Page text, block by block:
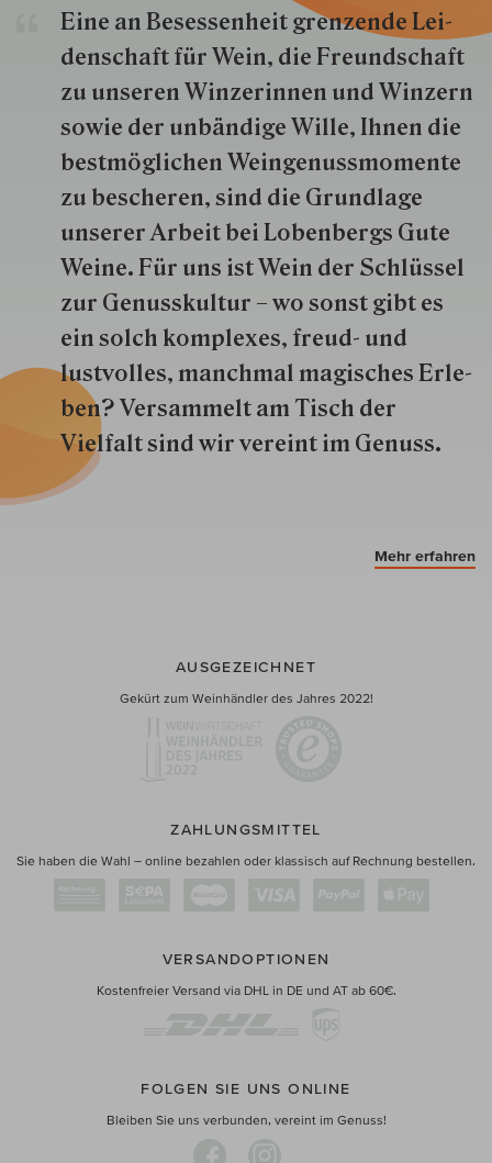
Eine an Besessenheit gren­zende Lei­
den­schaft für Wein, die Freund­schaft
zu unseren Win­zer­innen und Win­zern
so­wie der un­bän­dige Wille, Ihnen die
best­mög­lich­en Wein­genuss­momente
zu besche­ren, sind die Grund­lage
unserer Arbeit bei Lobenbergs Gute
Weine. Für uns ist Wein der Schlüs­sel
zur Genuss­kultur – wo sonst gibt es
ein solch kom­plexes, freud- und
lustvolles, manchmal ma­gisch­es Er­le­
ben? Versammelt am Tisch der
Vielfalt sind wir ver­eint im Genuss.
Mehr erfahren
AUSGEZEICHNET
Gekürt zum Weinhändler des Jahres 2022!
ZAHLUNGSMITTEL
Sie haben die Wahl – online bezahlen oder klassisch auf Rechnung bestellen.
VERSANDOPTIONEN
Kostenfreier Versand via DHL in DE und AT ab 60€.
FOLGEN SIE UNS ONLINE
Bleiben Sie uns verbunden, vereint im Genuss!